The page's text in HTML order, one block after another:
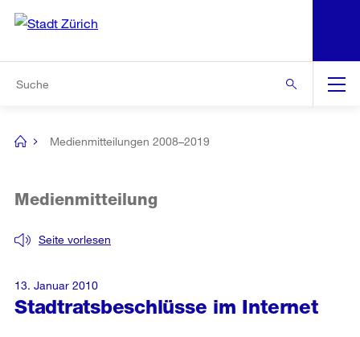
Navigation
[no
Medienmitteilungen 2008–2019
Stadtratsbeschlüsse im Internet
Seite vorlesen
Medienmitteilung
13. Januar 2010